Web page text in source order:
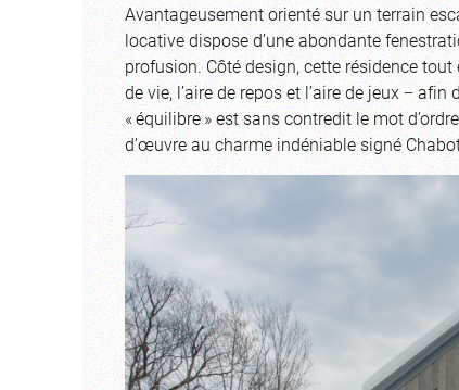
Avantageusement orienté sur un terrain
locative dispose d’une abondante
profusion. Côté design, cette résidence
de vie, l’aire de repos et l’aire de jeux −
« équilibre » est sans contredit le mot
d’œuvre au charme indéniable signé